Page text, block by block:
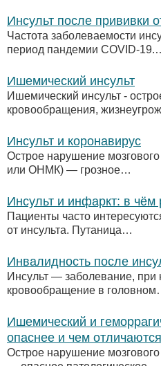
Инсульт после прививки
Частота заболеваемости
период пандемии COVID-
Ишемический инсульт
Ишемический инсульт -
кровообращения,
Инсульт и коронавирус
Острое нарушение
или ОНМК) — грозное…
Инсульт и инфаркт: в чём
Пациенты часто
от инсульта. Путаница…
Инвалидность после
Инсульт — заболевание, при
кровообращение в
Ишемический и
опаснее и чем отличаются
Острое нарушение